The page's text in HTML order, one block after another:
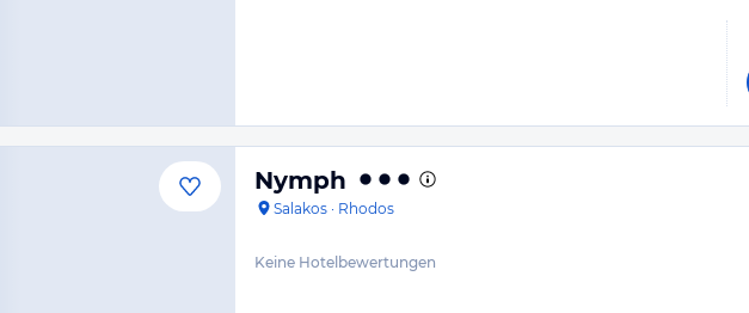
Nymph
Salakos · Rhodos
Keine Hotelbewertungen